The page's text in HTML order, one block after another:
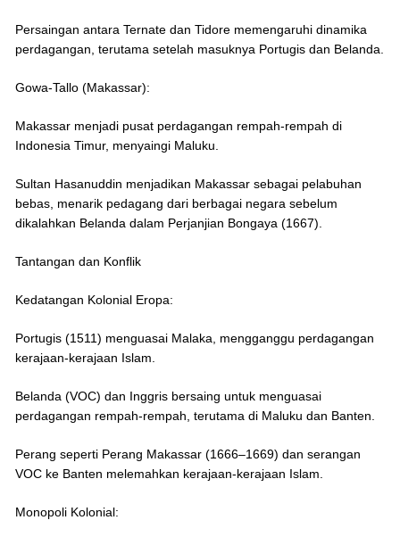
Persaingan antara Ternate dan Tidore memengaruhi dinamika
perdagangan, terutama setelah masuknya Portugis dan Belanda.
Gowa-Tallo (Makassar):
Makassar menjadi pusat perdagangan rempah-rempah di
Indonesia Timur, menyaingi Maluku.
Sultan Hasanuddin menjadikan Makassar sebagai pelabuhan
bebas, menarik pedagang dari berbagai negara sebelum
dikalahkan Belanda dalam Perjanjian Bongaya (1667).
Tantangan dan Konflik
Kedatangan Kolonial Eropa:
Portugis (1511) menguasai Malaka, mengganggu perdagangan
kerajaan-kerajaan Islam.
Belanda (VOC) dan Inggris bersaing untuk menguasai
perdagangan rempah-rempah, terutama di Maluku dan Banten.
Perang seperti Perang Makassar (1666–1669) dan serangan
VOC ke Banten melemahkan kerajaan-kerajaan Islam.
Monopoli Kolonial: